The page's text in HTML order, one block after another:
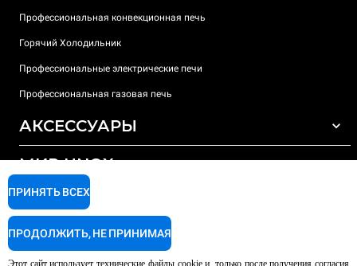
Профессиональная конвекционная печь
Горячий Холодильник
Профессиональные электрические печи
Профессиональная газовая печь
АКСЕССУАРЫ
Моющие средства для автоматической мойки
Моющие средства для мойки вручную
Ионообменный фильтр
МИР UNOX
Наши офисы по всему миру
ПОДДЕРЖКА
Гарантия Unox
Этот сайт использует технические файлы cookie и, только после получения согласия
ПРИНЯТЬ ВСЕХ
ПРОДОЛЖИТЬ, НЕ ПРИНИМАЯ